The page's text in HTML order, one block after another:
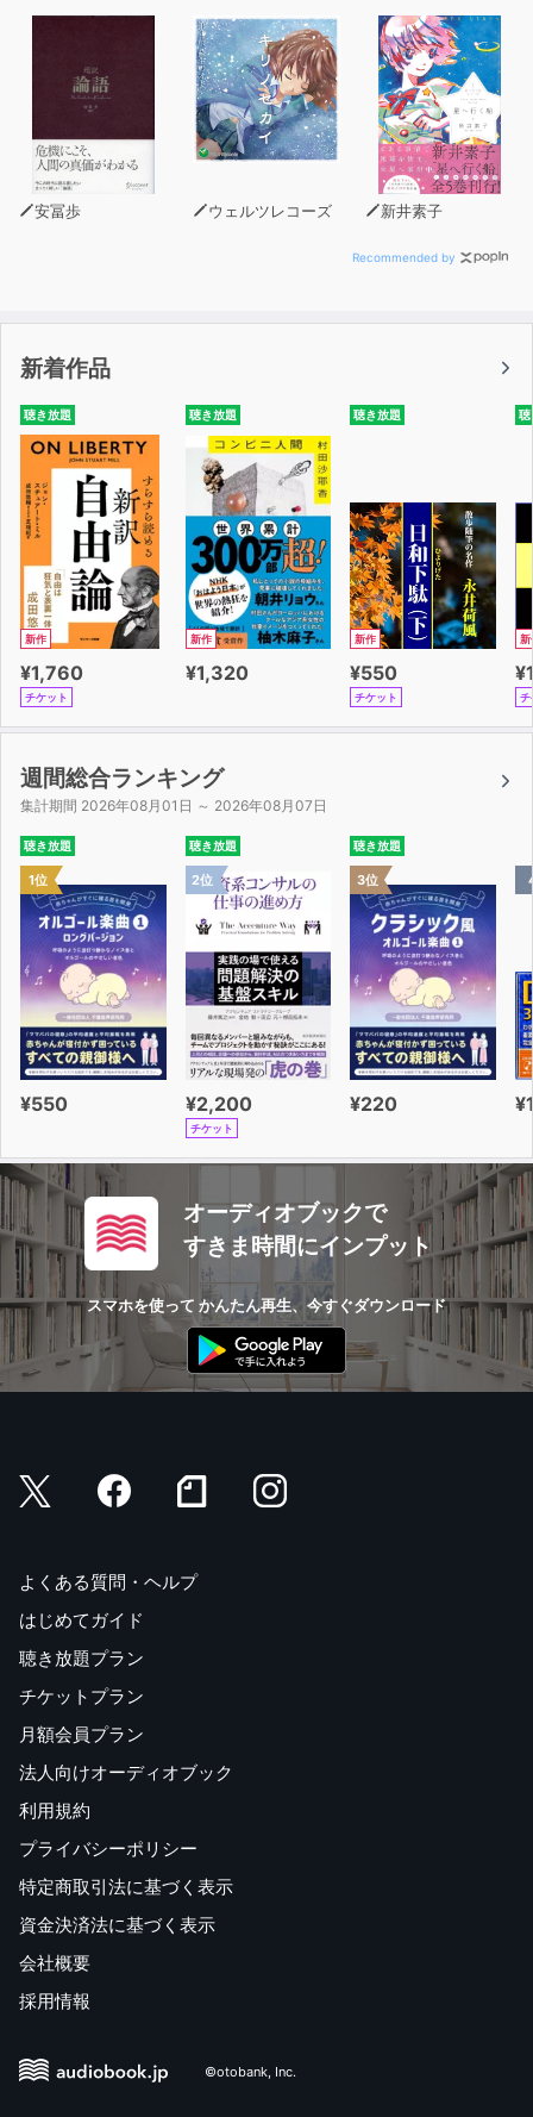
安冨歩 ウェルツレコーズ 新井素子
Recommended by
新着作品
聴き放題
新作
¥1,760
チケット
聴き放題
新作
¥1,320
聴き放題
新作
¥550
チケット
聴
新
チ
週間総合ランキング
集計期間 2026年08月01日 ～ 2026年08月07日
聴き放題
1位
¥550
聴き放題
2位
¥2,200
チケット
聴き放題
3位
¥220
オーディオブックで
すきま時間にインプット
スマホを使って かんたん再生、今すぐダウンロード
よくある質問・ヘルプ
はじめてガイド
聴き放題プラン
チケットプラン
月額会員プラン
法人向けオーディオブック
利用規約
プライバシーポリシー
特定商取引法に基づく表示
資金決済法に基づく表示
会社概要
採用情報
©otobank, Inc.